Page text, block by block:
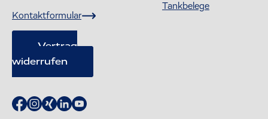
Kontaktformular
Vertrag
widerrufen
Tankbelege